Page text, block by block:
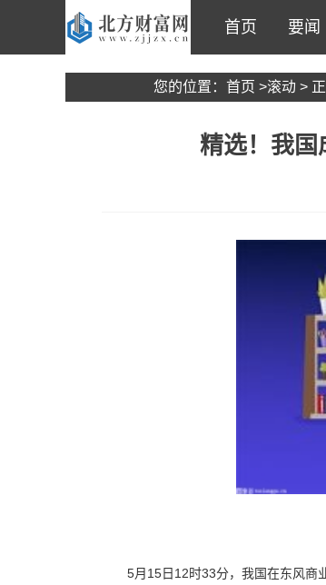
首页 要闻
您的位置： 首页 >滚动 >
精选！我国
5月15日12时33分，我国在东风商